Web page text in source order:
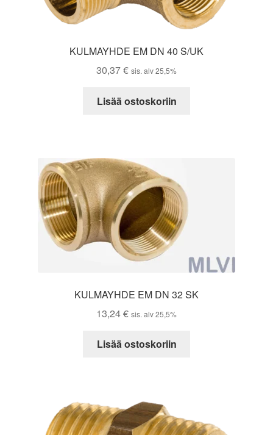
KULMAYHDE EM DN 40 S/UK
30,37€ sis. alv 25,5%
Lisää ostoskoriin
KULMAYHDE EM DN 32 SK
13,24€ sis. alv 25,5%
Lisää ostoskoriin